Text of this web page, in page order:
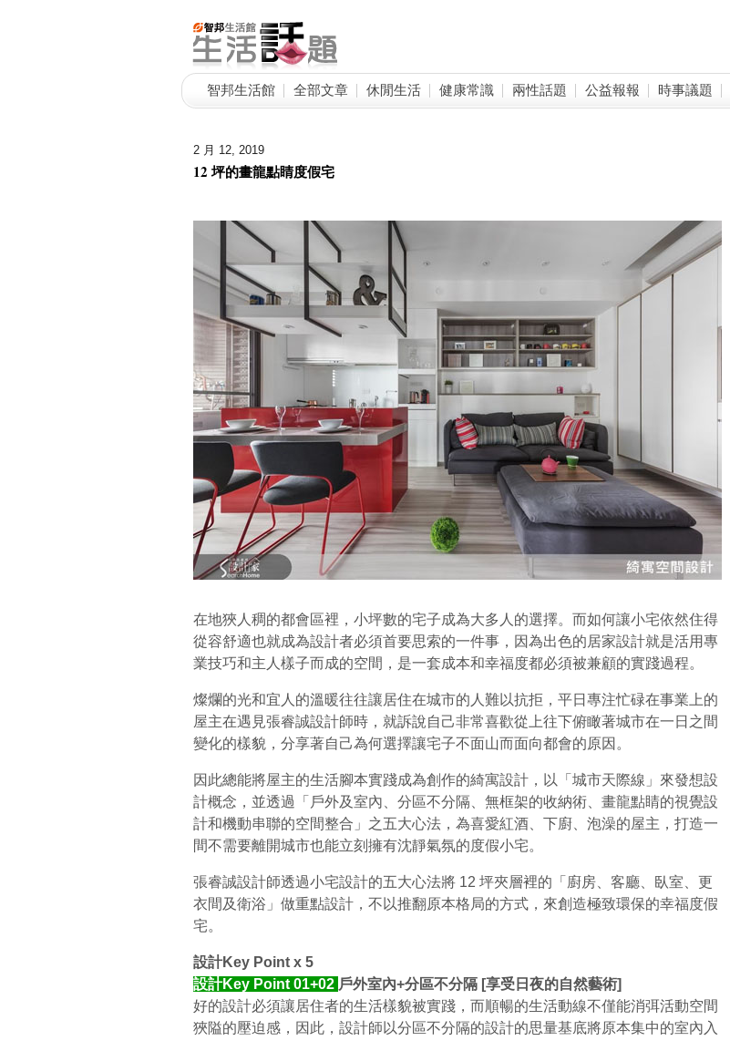
智邦生活館 全部文章 休閒生活 健康常識 兩性話題 公益報報 時事議題
2 月 12, 2019
12 坪的畫龍點睛度假宅
在地狹人稠的都會區裡，小坪數的宅子成為大多人的選擇。而如何讓小宅依然住得
從容舒適也就成為設計者必須首要思索的一件事，因為出色的居家設計就是活用專
業技巧和主人樣子而成的空間，是一套成本和幸福度都必須被兼顧的實踐過程。
燦爛的光和宜人的溫暖往往讓居住在城市的人難以抗拒，平日專注忙碌在事業上的
屋主在遇見張睿誠設計師時，就訴說自己非常喜歡從上往下俯瞰著城市在一日之間
變化的樣貌，分享著自己為何選擇讓宅子不面山而面向都會的原因。
因此總能將屋主的生活腳本實踐成為創作的綺寓設計，以「城市天際線」來發想設
計概念，並透過「戶外及室內、分區不分隔、無框架的收納術、畫龍點睛的視覺設
計和機動串聯的空間整合」之五大心法，為喜愛紅酒、下廚、泡澡的屋主，打造一
間不需要離開城市也能立刻擁有沈靜氣氛的度假小宅。
張睿誠設計師透過小宅設計的五大心法將 12 坪夾層裡的「廚房、客廳、臥室、更
衣間及衛浴」做重點設計，不以推翻原本格局的方式，來創造極致環保的幸福度假
宅。
設計Key Point x 5
設計Key Point 01+02 戶外室內+分區不分隔 [享受日夜的自然藝術]
好的設計必須讓居住者的生活樣貌被實踐，而順暢的生活動線不僅能消弭活動空間
狹隘的壓迫感，因此，設計師以分區不分隔的設計的思量基底將原本集中的室內入